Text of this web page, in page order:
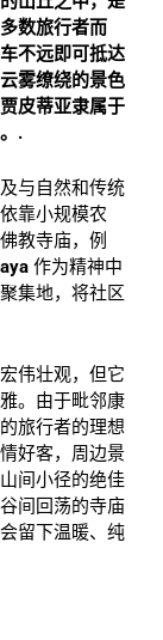
数旅行者而
不远即可抵达
雾缭绕的景色
皮蒂亚隶属于
.
与自然和传统
靠小规模农
教寺庙，例
作为精神中
集地，将社区
伟壮观，但它
。由于毗邻康
旅行者的理想
好客，周边景
间小径的绝佳
间回荡的寺庙
留下温暖、纯